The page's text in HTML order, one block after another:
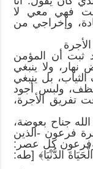
فهي معي لا
وإخراجي من
ثبت أن المؤمن
نهار، ولا ينبغي
بل ينبغي
ولبس أجود
تفريق الأجرة،
الله جناح بعوضة،
فرعون -الذين
وفرعون كل عصر:
الدُّنْيَا﴾ [طه: